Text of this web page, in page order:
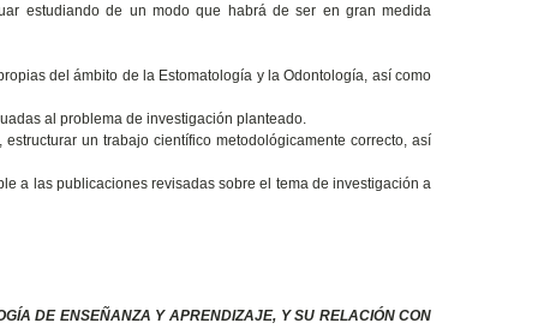
estudiando de un modo que habrá de ser en gran medida
del ámbito de la Estomatología y la Odontología, así como
al problema de investigación planteado.
un trabajo científico metodológicamente correcto, así
a las publicaciones revisadas sobre el tema de investigación a
DE ENSEÑANZA Y APRENDIZAJE, Y SU RELACIÓN CON